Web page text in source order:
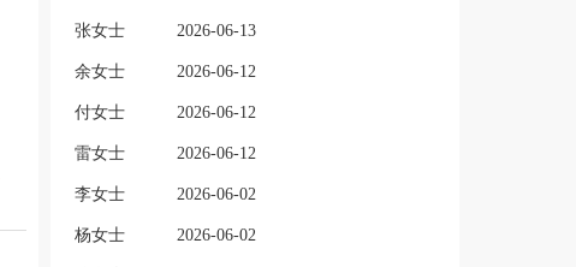
张女士 2026-06-13
余女士 2026-06-12
付女士 2026-06-12
雷女士 2026-06-12
李女士 2026-06-02
杨女士 2026-06-02